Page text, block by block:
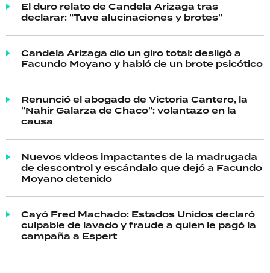
El duro relato de Candela Arizaga tras
declarar: "Tuve alucinaciones y brotes"
Candela Arizaga dio un giro total: desligó a
Facundo Moyano y habló de un brote psicótico
Renunció el abogado de Victoria Cantero, la
"Nahir Galarza de Chaco": volantazo en la
causa
Nuevos videos impactantes de la madrugada
de descontrol y escándalo que dejó a Facundo
Moyano detenido
Cayó Fred Machado: Estados Unidos declaró
culpable de lavado y fraude a quien le pagó la
campaña a Espert